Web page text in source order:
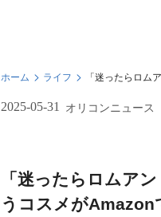
ホーム ライフ 「迷ったらロム
2025-05-31 オリコンニュース
「迷ったらロムア
うコスメがAmazon